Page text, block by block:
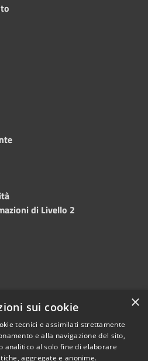
di Livello 2
Copyright © 2024 •
×
sui cookie
tecnici e assimilati strettamente
e alla navigazione del sito,
analitico al solo fine di elaborare
aggregate e anonime.